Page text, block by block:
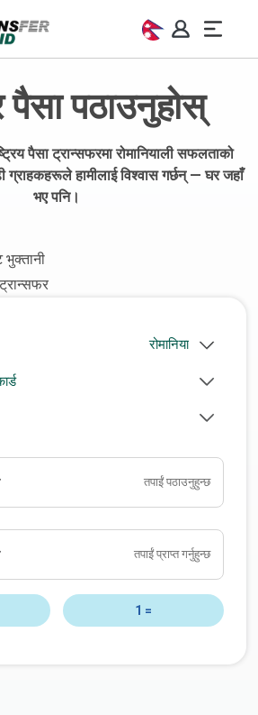
पैसा पठाउनुहोस्
पैसा ट्रान्सफरमा रोमानियाली सफलताको
ग्राहकहरूले हामीलाई विश्वास गर्छन् — घर जहाँ
भए पनि।
भुक्तानी
तपाईं पठाउनुहुन्छ
तपाईं प्राप्त गर्नुहुन्छ
1 =